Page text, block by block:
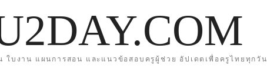
ใบงาน แผนการสอน และแนวข้อสอบครูผู้ช่วย อัปเดตเพื่อครูไทยทุกวัน